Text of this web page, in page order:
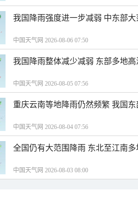
我国降雨强度进一步减弱 中东部
中国天气网 2026-08-06 07:50
我国降雨整体减少减弱 东部多地
中国天气网 2026-08-05 07:56
重庆云南等地降雨仍然频繁 我国
中国天气网 2026-08-04 07:56
全国仍有大范围降雨 东北至江南
中国天气网 2026-08-03 08:00